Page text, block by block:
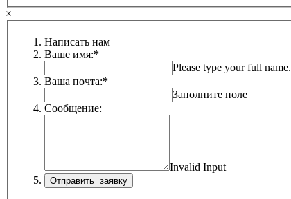
×
Написать нам
Ваше имя:*
Please type your full name.
Ваша почта:*
Заполните поле
Сообщение:
Invalid Input